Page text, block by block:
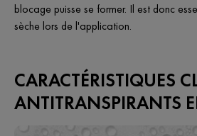
blocage puisse se former. Il est donc
sèche lors de l'application.
CARACTÉRISTIQUES
ANTITRANSPIRANTS